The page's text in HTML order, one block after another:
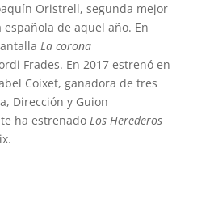
Oristrell, segunda mejor
de aquel año. En
La corona
Frades. En 2017 estrenó en
Coixet, ganadora de tres
Dirección y Guion
ha estrenado Los Herederos